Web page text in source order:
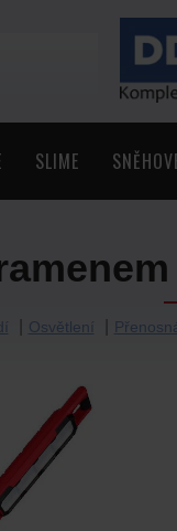
SLIME
Osvětlení